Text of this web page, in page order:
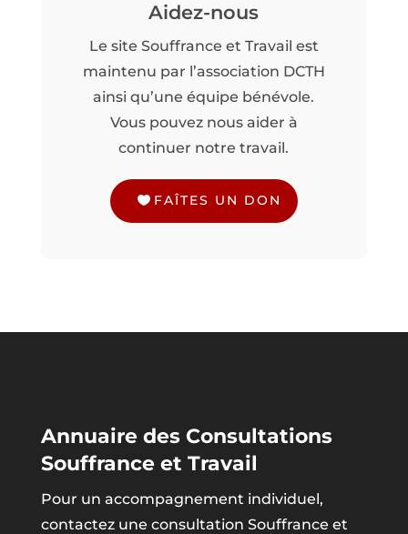
Aidez-nous
Le site Souffrance et Travail est
maintenu par l’association DCTH
ainsi qu’une équipe bénévole.
Vous pouvez nous aider à
continuer notre travail.
FAÎTES UN DON
Annuaire des Consultations
Souffrance et Travail
Pour un accompagnement individuel,
contactez une consultation Souffrance et